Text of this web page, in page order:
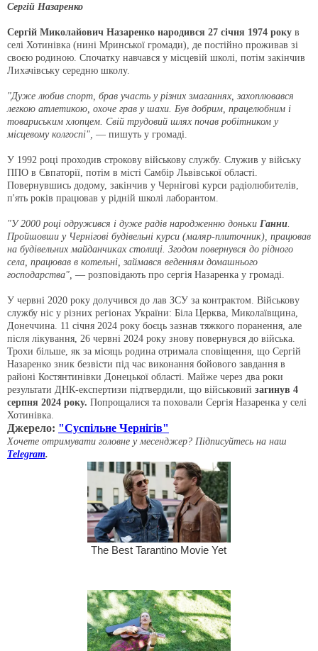
Сергій Назаренко
Сергій Миколайович Назаренко народився 27 січня 1974 року в
селі Хотинівка (нині Мринської громади), де постійно проживав зі
своєю родиною. Спочатку навчався у місцевій школі, потім закінчив
Лихачівську середню школу.
"Дуже любив спорт, брав участь у різних змаганнях, захоплювався
легкою атлетикою, охоче грав у шахи. Був добрим, працелюбним і
товариським хлопцем. Свій трудовий шлях почав робітником у
місцевому колгоспі", — пишуть у громаді.
У 1992 році проходив строкову військову службу. Служив у війську
ППО в Євпаторії, потім в місті Самбір Львівської області.
Повернувшись додому, закінчив у Чернігові курси радіолюбителів,
п'ять років працював у рідній школі лаборантом.
"У 2000 році одружився і дуже радів народженню доньки Ганни.
Пройшовши у Чернігові будівельні курси (маляр-плиточник), працював
на будівельних майданчиках столиці. Згодом повернувся до рідного
села, працював в котельні, займався веденням домашнього
господарства", — розповідають про сергія Назаренка у громаді.
У червні 2020 року долучився до лав ЗСУ за контрактом. Військову
службу ніс у різних регіонах України: Біла Церква, Миколаївщина,
Донеччина. 11 січня 2024 року боєць зазнав тяжкого поранення, але
після лікування, 26 червні 2024 року знову повернувся до війська.
Трохи більше, як за місяць родина отримала сповіщення, що Сергій
Назаренко зник безвісти під час виконання бойового завдання в
районі Костянтинівки Донецької області. Майже через два роки
результати ДНК-експертизи підтвердили, що військовий загинув 4
серпня 2024 року. Попрощалися та поховали Сергія Назаренка у селі
Хотинівка.
Джерело: "Суспільне Чернігів"
Хочете отримувати головне у месенджер? Підписуйтесь на наш
Telegram.